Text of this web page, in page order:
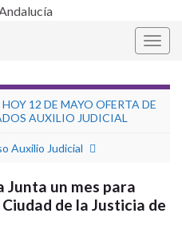
12 DE MAYO OFERTA DE
AUXILIO JUDICIAL
Auxilio Judicial
Junta un mes para
de la Justicia de